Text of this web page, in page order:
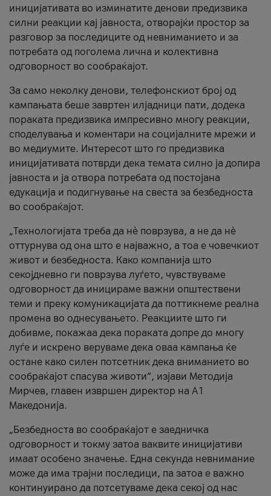
иницијативата во изминатите денови предизвика
силни реакции кај јавноста, отворајќи простор за
разговор за последиците од невниманието и за
потребата од поголема лична и колективна
одговорност во сообраќајот.
За само неколку денови, телефонскиот број од
кампањата беше завртен илјадници пати, додека
пораката предизвика импресивно многу реакции,
споделувања и коментари на социјалните мрежи и
во медиумите. Интересот што го предизвика
иницијативата потврди дека темата силно ја допира
јавноста и ја отвора потребата од постојана
едукација и подигнување на свеста за безбедноста
во сообраќајот.
„Технологијата треба да нè поврзува, а не да нè
оттурнува од она што е најважно, а тоа е човечкиот
живот и безбедноста. Како компанија што
секојдневно ги поврзува луѓето, чувствуваме
одговорност да иницираме важни општествени
теми и преку комуникацијата да поттикнеме реална
промена во однесувањето. Реакциите што ги
добивме, покажаа дека пораката допре до многу
луѓе и искрено веруваме дека оваа кампања ќе
остане како силен потсетник дека вниманието во
сообраќајот спасува животи“, изјави Методија
Мирчев, главен извршен директор на А1
Македонија.
„Безбедноста во сообраќајот е заедничка
одговорност и токму затоа ваквите иницијативи
имаат особено значење. Една секунда невнимание
може да има трајни последици, па затоа е важно
континуирано да потсетуваме дека секој од нас